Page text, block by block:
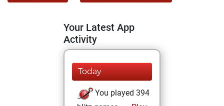
Your Latest App
Activity
Today
You played 394